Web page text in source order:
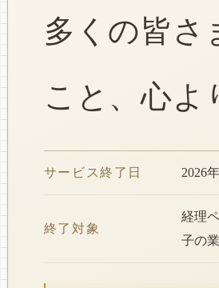
多くの皆さ
こと、心よ
サービス終了日 2026
終了対象
経理
子の